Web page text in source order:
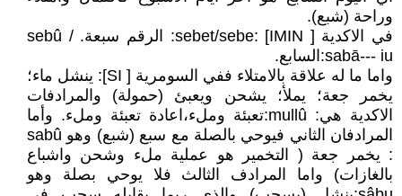
وراحة (شبع).
في الاكدية sebet/sebe: [IMIN ]: الرقم سبعة. sebû /
sabā--- iu:السابع.
واما ما له علاقة بالامتلاء ففي السومرية [ SI]: ينشل ماء؛
يخمر جعة؛ يملأ؛ يشحن ويعبئ (حمولة) والمرادفات
الاكدية هي: mullû:تعبئة وملء،اعادة تعبئة وملء. وأما
المرادفان الثاني فيوحي بالصلة مع سبع (شبع) وهو sabû
: يخمر جعة ( التخمير هو عملية ملء وشحن واشباع
بالغازات) واما المرادف الثالث فلا يوحي بصلة وهو